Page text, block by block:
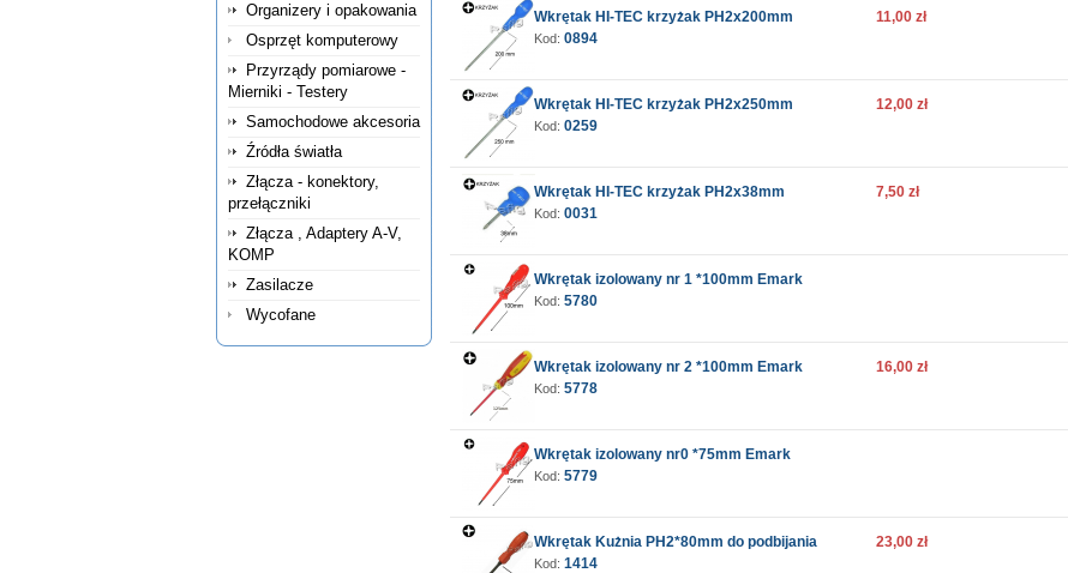
Organizery i opakowania
Osprzęt komputerowy
Przyrządy pomiarowe -
Mierniki - Testery
Samochodowe akcesoria
Źródła światła
Złącza - konektory,
przełączniki
Złącza , Adaptery A-V,
KOMP
Zasilacze
Wycofane
Wkrętak HI-TEC krzyżak PH2x200mm
Kod: 0894
11,00 zł
Wkrętak HI-TEC krzyżak PH2x250mm
Kod: 0259
12,00 zł
Wkrętak HI-TEC krzyżak PH2x38mm
Kod: 0031
7,50 zł
Wkrętak izolowany nr 1 *100mm Emark
Kod: 5780
Wkrętak izolowany nr 2 *100mm Emark
Kod: 5778
16,00 zł
Wkrętak izolowany nr0 *75mm Emark
Kod: 5779
Wkrętak Kużnia PH2*80mm do podbijania
Kod: 1414
23,00 zł